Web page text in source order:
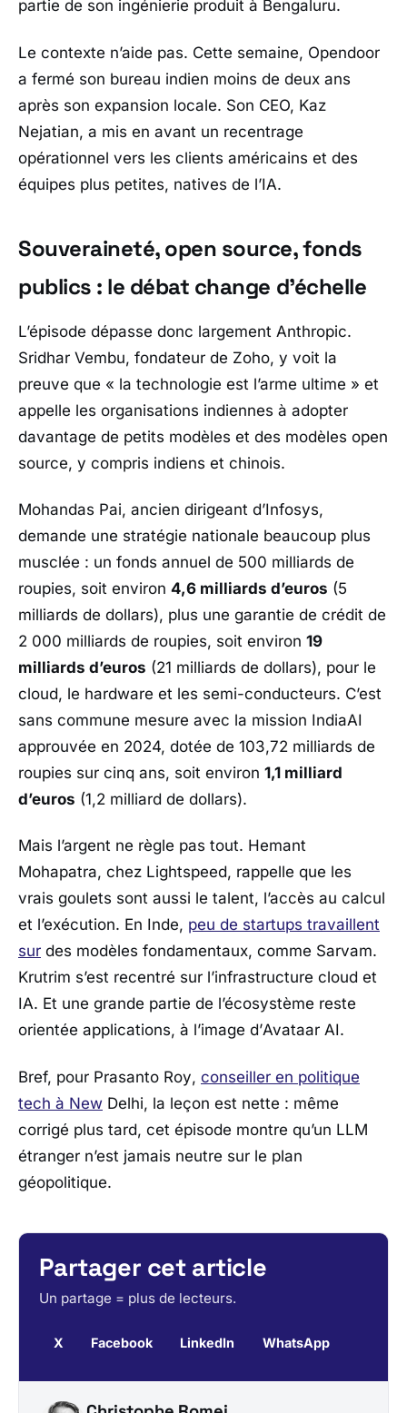
partie de son ingénierie produit à Bengaluru.
Le contexte n’aide pas. Cette semaine, Opendoor
a fermé son bureau indien moins de deux ans
après son expansion locale. Son CEO, Kaz
Nejatian, a mis en avant un recentrage
opérationnel vers les clients américains et des
équipes plus petites, natives de l’IA.
Souveraineté, open source, fonds
publics : le débat change d’échelle
L’épisode dépasse donc largement Anthropic.
Sridhar Vembu, fondateur de Zoho, y voit la
preuve que « la technologie est l’arme ultime » et
appelle les organisations indiennes à adopter
davantage de petits modèles et des modèles open
source, y compris indiens et chinois.
Mohandas Pai, ancien dirigeant d’Infosys,
demande une stratégie nationale beaucoup plus
musclée : un fonds annuel de 500 milliards de
roupies, soit environ 4,6 milliards d’euros (5
milliards de dollars), plus une garantie de crédit de
2 000 milliards de roupies, soit environ 19
milliards d’euros (21 milliards de dollars), pour le
cloud, le hardware et les semi-conducteurs. C’est
sans commune mesure avec la mission IndiaAI
approuvée en 2024, dotée de 103,72 milliards de
roupies sur cinq ans, soit environ 1,1 milliard
d’euros (1,2 milliard de dollars).
Mais l’argent ne règle pas tout. Hemant
Mohapatra, chez Lightspeed, rappelle que les
vrais goulets sont aussi le talent, l’accès au calcul
et l’exécution. En Inde, peu de startups travaillent
sur des modèles fondamentaux, comme Sarvam.
Krutrim s’est recentré sur l’infrastructure cloud et
IA. Et une grande partie de l’écosystème reste
orientée applications, à l’image d’Avataar AI.
Bref, pour Prasanto Roy, conseiller en politique
tech à New Delhi, la leçon est nette : même
corrigé plus tard, cet épisode montre qu’un LLM
étranger n’est jamais neutre sur le plan
géopolitique.
Partager cet article
Un partage = plus de lecteurs.
X Facebook LinkedIn WhatsApp